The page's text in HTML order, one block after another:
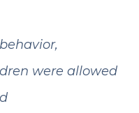
were allowed